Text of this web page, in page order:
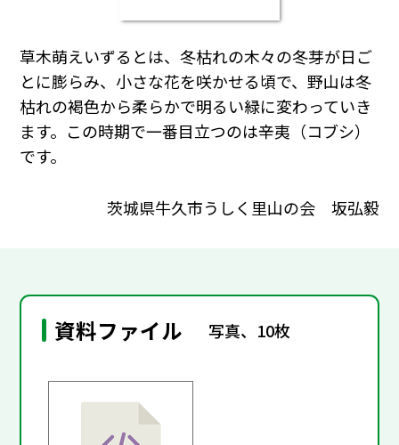
草木萌えいずるとは、冬枯れの木々の冬芽が日ご
とに膨らみ、小さな花を咲かせる頃で、野山は冬
枯れの褐色から柔らかで明るい緑に変わっていき
ます。この時期で一番目立つのは辛夷（コブシ）
です。
茨城県牛久市うしく里山の会 坂弘毅
資料ファイル 写真、10枚